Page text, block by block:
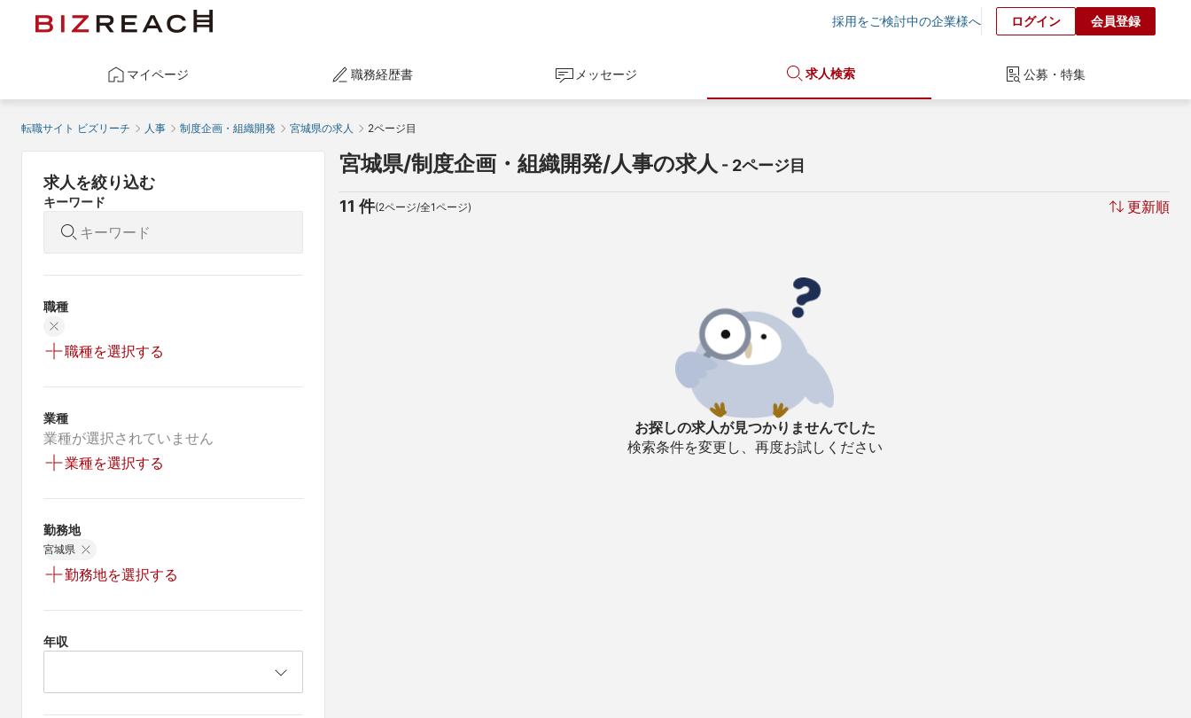
採用をご検討中の企業様へ ログイン 会員登録
マイページ 職務経歴書 メッセージ 求人検索 公募・特集
転職サイト ビズリーチ 人事 制度企画・組織開発 宮城県の求人 2ページ目
求人を絞り込む
キーワード
職種
職種を選択する
業種
業種が選択されていません
業種を選択する
勤務地
宮城県
勤務地を選択する
年収
宮城県/制度企画・組織開発/人事の求人 - 2ページ目
11 件(2ページ/全1ページ) 更新順
お探しの求人が見つかりませんでした
検索条件を変更し、再度お試しください